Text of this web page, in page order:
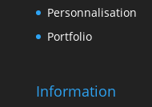
Personnalisation
Portfolio
Information